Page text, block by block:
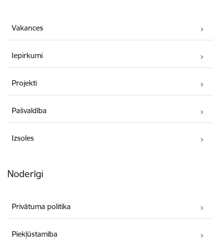
Vakances
Iepirkumi
Projekti
Pašvaldība
Izsoles
Noderīgi
Privātuma politika
Piekļūstamība